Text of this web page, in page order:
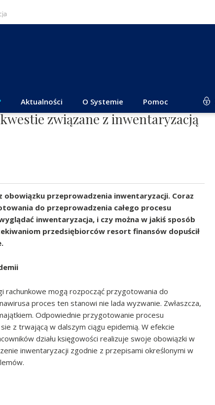
Aktualności O Systemie Pomoc
związane z inwentaryzacją
przeprowadzenia inwentaryzacji. Coraz
do przeprowadzenia całego procesu
inwentaryzacja, i czy można w jakiś sposób
przedsiębiorców resort finansów dopuścił
rachunkowe mogą rozpocząć przygotowania do
proces ten stanowi nie lada wyzwanie. Zwłaszcza,
Odpowiednie przygotowanie procesu
z trwającą w dalszym ciągu epidemią. W efekcie
działu księgowości realizuje swoje obowiązki w
inwentaryzacji zgodnie z przepisami określonymi w